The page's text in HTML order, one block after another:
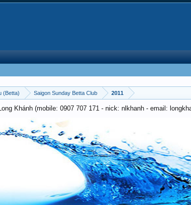
(Betta) Saigon Sunday Betta Club 2011
Khánh (mobile: 0907 707 171 - nick: nlkhanh - email: